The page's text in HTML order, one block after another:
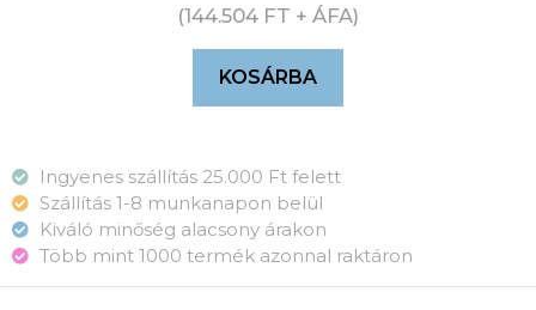
(144.504 FT + ÁFA)
KOSÁRBA
Ingyenes szállítás 25.000 Ft felett
Szállítás 1-8 munkanapon belül
Kiváló minőség alacsony árakon
Több mint 1000 termék azonnal raktáron